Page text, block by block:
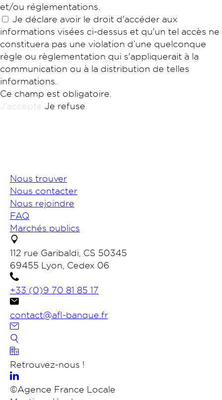
et/ou réglementations.
Je déclare avoir le droit d'accéder aux
informations visées ci-dessus et qu'un tel accès ne
constituera pas une violation d’une quelconque
règle ou règlementation qui s'appliquerait à la
communication ou à la distribution de telles
informations.
Ce champ est obligatoire.
J'accepte Je refuse
Nous trouver
Nous contacter
Nous rejoindre
FAQ
Marchés publics
112 rue Garibaldi, CS 50345
69455 Lyon, Cedex 06
+33 (0)9 70 81 85 17
contact@afl-banque.fr
Retrouvez-nous !
©Agence France Locale